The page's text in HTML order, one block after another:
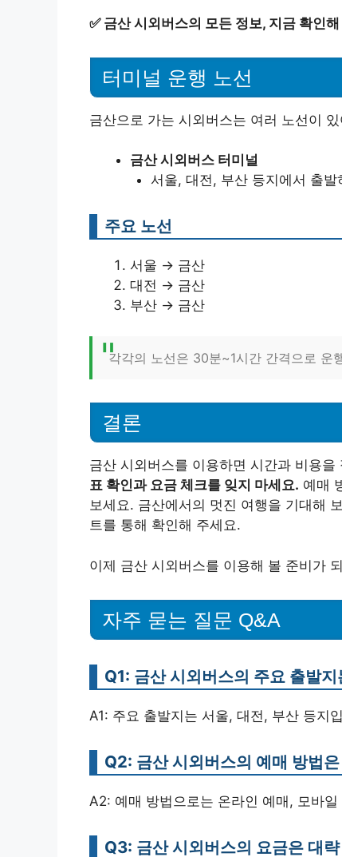
✅ 금산 시외버스의 모든 정보, 지금 확인
터미널 운행 노선
금산으로 가는 시외버스는 여러 노선이
금산 시외버스 터미널
서울, 대전, 부산 등지에서 출
주요 노선
서울 → 금산
대전 → 금산
부산 → 금산
각각의 노선은 30분~1시간 간격으로 운
결론
금산 시외버스를 이용하면 시간과 비용
표 확인과 요금 체크를 잊지 마세요. 예매
보세요. 금산에서의 멋진 여행을 기대해
트를 통해 확인해 주세요.
이제 금산 시외버스를 이용해 볼 준비가
자주 묻는 질문 Q&A
Q1: 금산 시외버스의 주요 출발
A1: 주요 출발지는 서울, 대전, 부산 등지
Q2: 금산 시외버스의 예매 방법
A2: 예매 방법으로는 온라인 예매, 모바
Q3: 금산 시외버스의 요금은 대